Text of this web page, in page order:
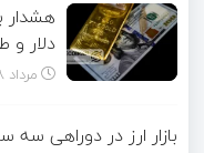
هشدار
دلار و
مرداد ۱۸, ۱۴۰۵
بازار ارز در دوراهی